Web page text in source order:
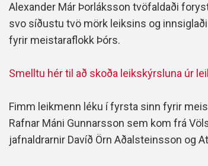
Alexander Már Þorláksson tvöfaldaði
svo síðustu tvö mörk leiksins og
fyrir meistaraflokk Þórs.
Smelltu hér til að skoða leikskýrsluna úr
Fimm leikmenn léku í fyrsta sinn fyrir
Rafnar Máni Gunnarsson sem kom frá
jafnaldrarnir Davíð Örn Aðalsteinsson og